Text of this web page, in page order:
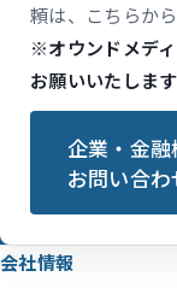
頼は、こちらか
※オウンドメデ
お願いいたします
企業・金
お問い合
会社情報